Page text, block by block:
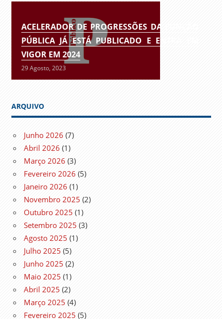
ACELERADOR DE PROGRESSÕES DA FUNÇÃO
PÚBLICA JÁ ESTÁ PUBLICADO E ENTRA EM
VIGOR EM 2024
29 Agosto, 2023
ARQUIVO
Junho 2026 (7)
Abril 2026 (1)
Março 2026 (3)
Fevereiro 2026 (5)
Janeiro 2026 (1)
Novembro 2025 (2)
Outubro 2025 (1)
Setembro 2025 (3)
Agosto 2025 (1)
Julho 2025 (5)
Junho 2025 (2)
Maio 2025 (1)
Abril 2025 (2)
Março 2025 (4)
Fevereiro 2025 (5)